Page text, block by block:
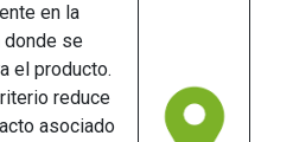
en la
donde se
el producto.
reduce
asociado